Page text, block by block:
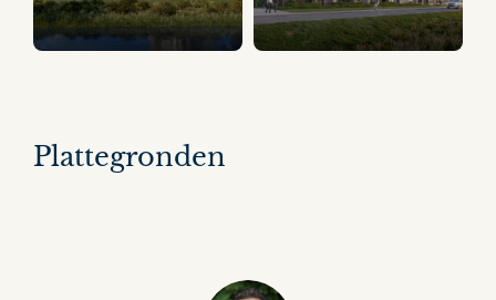
Plattegronden